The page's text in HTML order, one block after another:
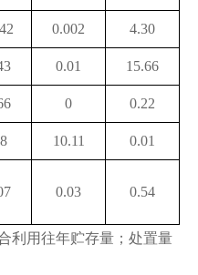
0.002 4.30
0.01 15.66
0 0.22
10.11 0.01
0.03 0.54
用往年贮存量；处置量